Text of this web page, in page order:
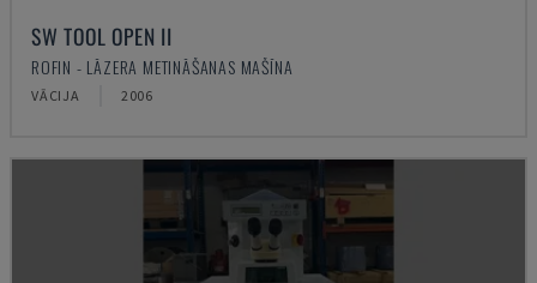
SW TOOL OPEN II
ROFIN - LĀZERA METINĀŠANAS MAŠĪNA
VĀCIJA 2006